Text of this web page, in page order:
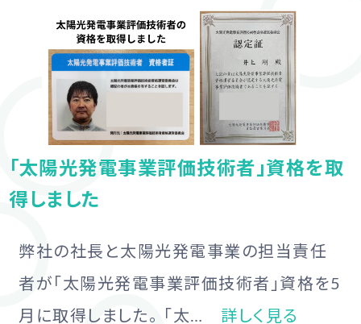
「太陽光発電事業評価技術者」資格を取
得しました
弊社の社長と太陽光発電事業の担当責任
者が「太陽光発電事業評価技術者」資格を5
月に取得しました。 「太…
詳しく見る